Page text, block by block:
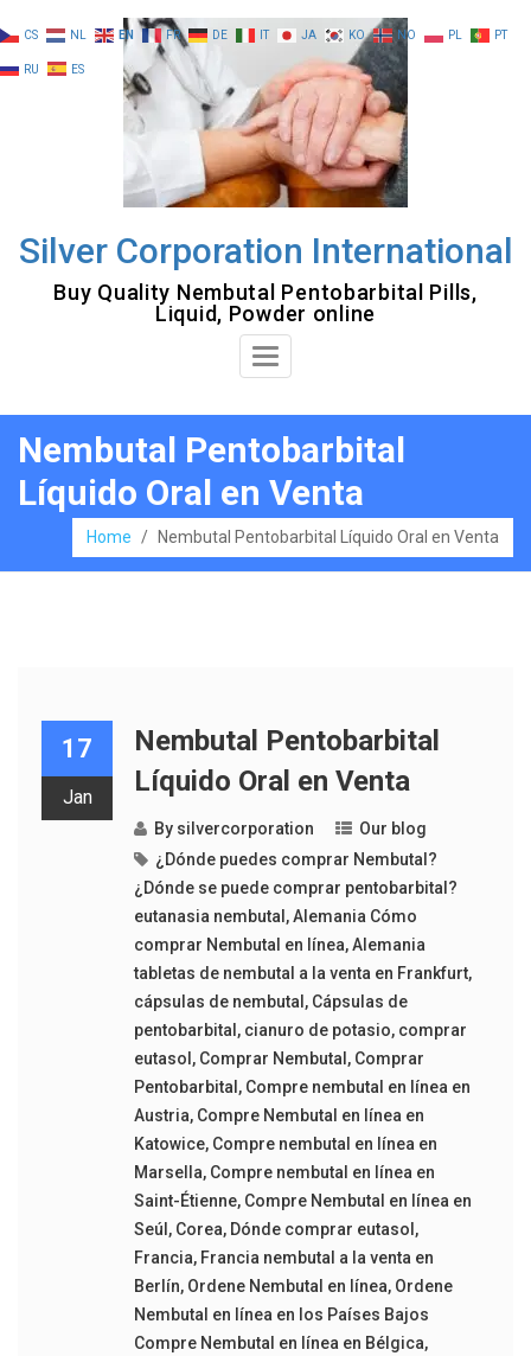
to
content
Silver Corporation International
Buy Quality Nembutal Pentobarbital Pills,
Liquid, Powder online
Toggle
Nembutal Pentobarbital
Líquido Oral en Venta
Home / Nembutal Pentobarbital Líquido Oral en Venta
17
Jan
Nembutal Pentobarbital
Líquido Oral en Venta
By silvercorporation
Our blog
¿Dónde puedes comprar Nembutal?
¿Dónde se puede comprar pentobarbital?
eutanasia nembutal ,Alemania Cómo
comprar Nembutal en línea,Alemania
tabletas de nembutal a la venta en Frankfurt,
cápsulas de nembutal , Cápsulas de
pentobarbital , cianuro de potasio, comprar
eutasol , Comprar Nembutal , Comprar
Pentobarbital , Compre nembutal en línea en
Austria, Compre Nembutal en línea en
Katowice, Compre nembutal en línea en
Marsella, Compre nembutal en línea en
Saint-Étienne, Compre Nembutal en línea en
Seúl , Corea, Dónde comprar eutasol ,
Francia, Francia nembutal a la venta en
Berlín, Ordene Nembutal en línea, Ordene
Nembutal en línea en los Países Bajos
Compre Nembutal en línea en Bélgica,
CS NL EN FR DE IT JA KO NO PL PT
RU ES